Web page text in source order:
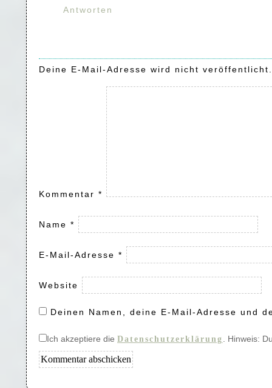
Antworten
Deine E-Mail-Adresse wird nicht veröffentlicht.
Kommentar *
Name *
E-Mail-Adresse *
Website
Deinen Namen, deine E-Mail-Adresse und
Ich akzeptiere die Datenschutzerklärung . Hinweis: